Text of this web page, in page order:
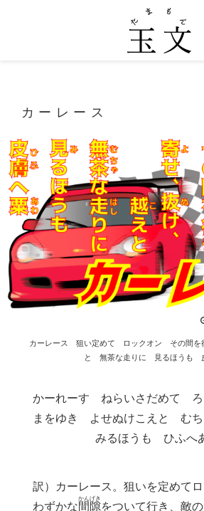
カーレース
カーレース 狙い定めて ロックオン その間を
と 無茶な走りに 見るほうも
かーれーす ねらいさだめて
まをゆき よせぬけこえと む
みるほうも ひふへ
カーレース。狙いを定めて
わずかな間隙をついて行き、敵